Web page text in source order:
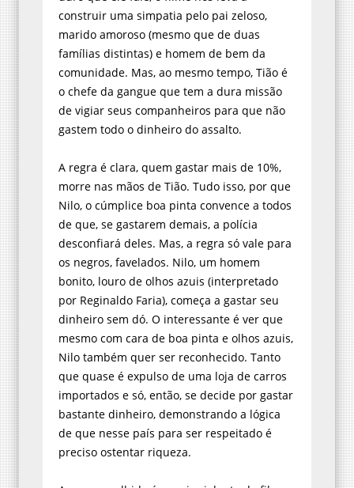
construir uma simpatia pelo pai zeloso,
marido amoroso (mesmo que de duas
famílias distintas) e homem de bem da
comunidade. Mas, ao mesmo tempo, Tião é
o chefe da gangue que tem a dura missão
de vigiar seus companheiros para que não
gastem todo o dinheiro do assalto.
A regra é clara, quem gastar mais de 10%,
morre nas mãos de Tião. Tudo isso, por que
Nilo, o cúmplice boa pinta convence a todos
de que, se gastarem demais, a polícia
desconfiará deles. Mas, a regra só vale para
os negros, favelados. Nilo, um homem
bonito, louro de olhos azuis (interpretado
por Reginaldo Faria), começa a gastar seu
dinheiro sem dó. O interessante é ver que
mesmo com cara de boa pinta e olhos azuis,
Nilo também quer ser reconhecido. Tanto
que quase é expulso de uma loja de carros
importados e só, então, se decide por gastar
bastante dinheiro, demonstrando a lógica
de que nesse país para ser respeitado é
preciso ostentar riqueza.